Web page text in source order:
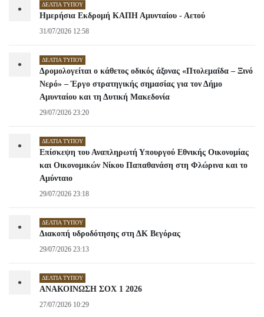
• ΔΕΛΤΊΑ ΤΎΠΟΥ
Ημερήσια Εκδρομή ΚΑΠΗ Αμυνταίου - Αετού
31/07/2026 12:58
• ΔΕΛΤΊΑ ΤΎΠΟΥ
Δρομολογείται ο κάθετος οδικός άξονας «Πτολεμαΐδα – Ξινό
Νερό» – Έργο στρατηγικής σημασίας για τον Δήμο
Αμυνταίου και τη Δυτική Μακεδονία
29/07/2026 23:20
• ΔΕΛΤΊΑ ΤΎΠΟΥ
Επίσκεψη του Αναπληρωτή Υπουργού Εθνικής Οικονομίας
και Οικονομικών Νίκου Παπαθανάση στη Φλώρινα και το
Αμύνταιο
29/07/2026 23:18
• ΔΕΛΤΊΑ ΤΎΠΟΥ
Διακοπή υδροδότησης στη ΔΚ Βεγόρας
29/07/2026 23:13
• ΔΕΛΤΊΑ ΤΎΠΟΥ
ΑΝΑΚΟΙΝΩΣΗ ΣΟΧ 1 2026
27/07/2026 10:29